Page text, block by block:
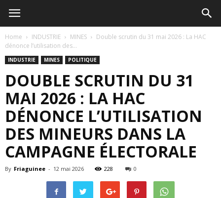
Home INDUSTRIE MINES
Double scrutin du 31 mai 2026 : La HAC
dénonce l’utilisation des...
INDUSTRIE MINES POLITIQUE
DOUBLE SCRUTIN DU 31
MAI 2026 : LA HAC
DÉNONCE L’UTILISATION
DES MINEURS DANS LA
CAMPAGNE ÉLECTORALE
By Friaguinee - 12 mai 2026 228 0